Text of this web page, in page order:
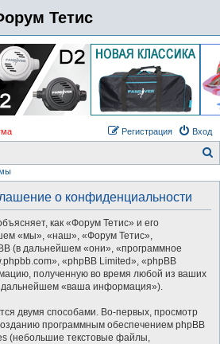
Тетис
Вход
Регистрация
о конфиденциальности
как «Форум Тетис» и его
«мы», «наш», «Форум Тетис»,
(в дальнейшем «они», «программное
«phpBB Limited», «phpBB
полученную во время любой из ваших
дальнейшем «ваша информация»).
двумя способами. Во-первых, просмотр
программным обеспечением phpBB
(небольшие текстовые файлы,